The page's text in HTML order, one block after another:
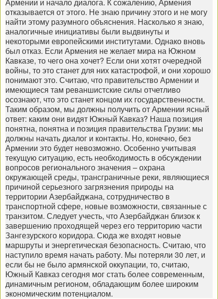
отказывается от этого. Не знаю причину этого и не могу
найти этому разумного объяснения. Насколько я знаю,
аналогичные инициативы были выдвинуты и
некоторыми европейскими институтами. Однако вновь
был отказ. Если Армения не желает мира на Южном
Кавказе, то чего она хочет? Если они хотят очередной
войны, то это станет для них катастрофой, и они хорошо
понимают это. Считаю, что правительство Армении и
имеющиеся там реваншистские силы отчетливо
осознают, что это станет концом их государственности.
Таким образом, мы должны получить от Армении ясный
ответ: каким они видят Южный Кавказ? Наша позиция
понятна, понятна и позиция правительства Грузии: мы
должны начать диалог и контакты. Но, конечно, без
Армении это будет невозможно. Особенно учитывая
текущую ситуацию, есть необходимость в обсуждении
вопросов регионального значения – охрана
окружающей среды, трансграничные реки, являющиеся
причиной серьезного загрязнения природы на
территории Азербайджана, сотрудничество в
транспортной сфере, новые возможности, связанные с
транзитом. Следует учесть, что Азербайджан близок к
завершению проходящей через его территорию части
Зангезурского коридора. Сюда же входят новые
маршруты и энергетическая безопасность. Считаю, что
наступило время начать работу. Мы потеряли 30 лет, и
если бы не было армянской оккупации, то, считаю,
Южный Кавказ сегодня мог стать более современным,
динамичным регионом, обладающим более широким
экономическим потенциалом.